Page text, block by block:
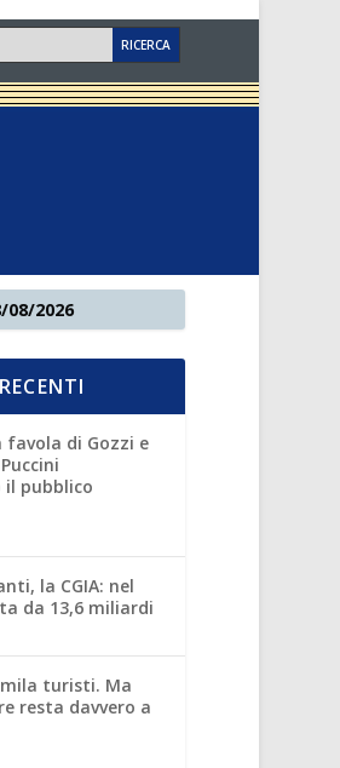
08/2026
di Gozzi e
il pubblico
la CGIA: nel
da 13,6 miliardi
mila turisti. Ma
resta davvero a